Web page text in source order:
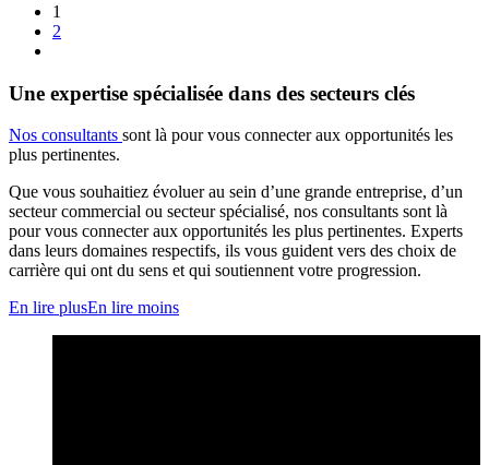
1
2
Une expertise spécialisée dans des secteurs clés
Nos consultants sont là pour vous connecter aux opportunités les
plus pertinentes.
Que vous souhaitiez évoluer au sein d’une grande entreprise, d’un
secteur commercial ou secteur spécialisé, nos consultants sont là
pour vous connecter aux opportunités les plus pertinentes. Experts
dans leurs domaines respectifs, ils vous guident vers des choix de
carrière qui ont du sens et qui soutiennent votre progression.
En lire plusEn lire moins